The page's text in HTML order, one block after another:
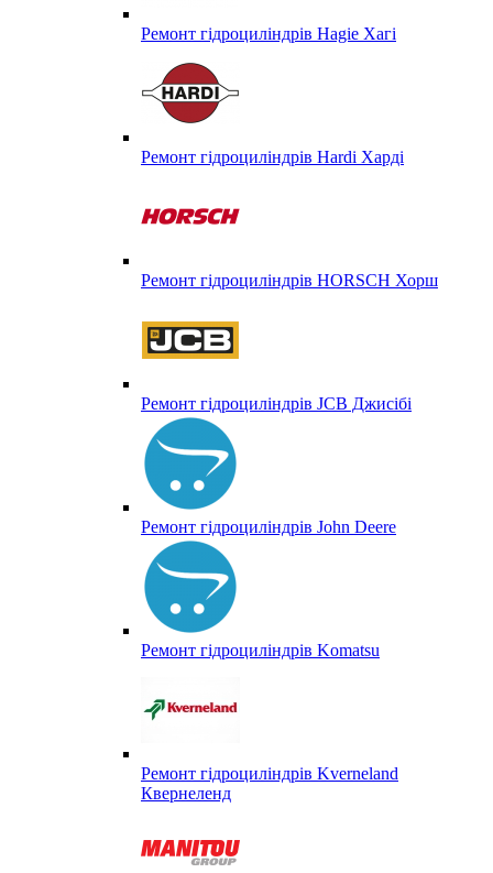
Ремонт гідроциліндрів Hagie Хагі
Ремонт гідроциліндрів Hardi Харді
Ремонт гідроциліндрів HORSCH Хорш
Ремонт гідроциліндрів JCB Джисібі
Ремонт гідроциліндрів John Deere
Ремонт гідроциліндрів Komatsu
Ремонт гідроциліндрів Kverneland
Квернеленд